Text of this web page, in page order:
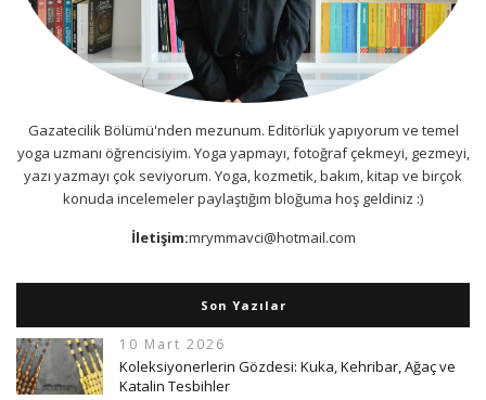
Gazatecilik Bölümü'nden mezunum. Editörlük yapıyorum ve temel
yoga uzmanı öğrencisiyim. Yoga yapmayı, fotoğraf çekmeyi, gezmeyi,
yazı yazmayı çok seviyorum. Yoga, kozmetik, bakım, kitap ve birçok
konuda incelemeler paylaştığım bloğuma hoş geldiniz :)
İletişim:mrymmavci@hotmail.com
Son Yazılar
10 Mart 2026
Koleksiyonerlerin Gözdesi: Kuka, Kehribar, Ağaç ve
Katalin Tesbihler